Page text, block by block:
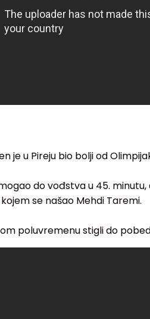
je u Pireju bio bolji od
do vođstva u 45.
se našao Mehdi Taremi.
poluvremenu stigli do